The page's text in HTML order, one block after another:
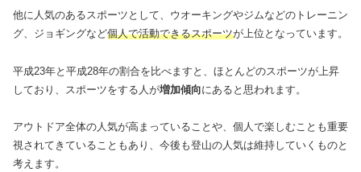
他に人気のあるスポーツとして、ウオーキングやジムなどのトレーニン
グ、ジョギングなど個人で活動できるスポーツが上位となっています。
平成23年と平成28年の割合を比べますと、ほとんどのスポーツが上昇
しており、スポーツをする人が増加傾向にあると思われます。
アウトドア全体の人気が高まっていることや、個人で楽しむことも重要
視されてきていることもあり、今後も登山の人気は維持していくものと
考えます。